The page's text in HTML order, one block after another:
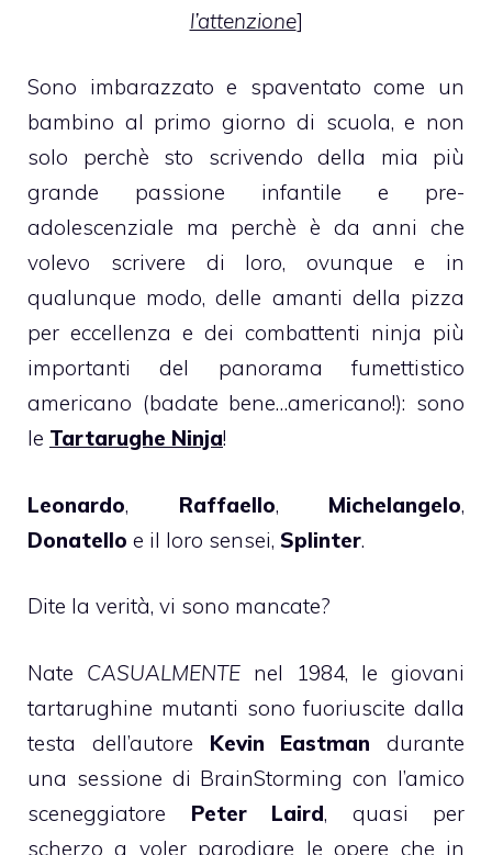
l’attenzione]
Sono imbarazzato e spaventato come un
bambino al primo giorno di scuola, e non
solo perchè sto scrivendo della mia più
grande passione infantile e pre-
adolescenziale ma perchè è da anni che
volevo scrivere di loro, ovunque e in
qualunque modo, delle amanti della pizza
per eccellenza e dei combattenti ninja più
importanti del panorama fumettistico
americano (badate bene…americano!): sono
le Tartarughe Ninja!
Leonardo, Raffaello, Michelangelo,
Donatello e il loro sensei, Splinter.
Dite la verità, vi sono mancate?
Nate CASUALMENTE nel 1984, le giovani
tartarughine mutanti sono fuoriuscite dalla
testa dell’autore Kevin Eastman durante
una sessione di BrainStorming con l’amico
sceneggiatore Peter Laird,
quasi per
scherzo a voler parodiare le opere che in